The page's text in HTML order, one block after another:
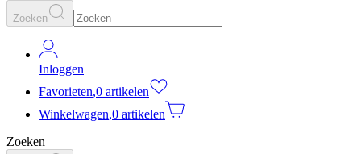
Zoeken
Inloggen
Favorieten,0 artikelen
Winkelwagen,0 artikelen
Zoeken